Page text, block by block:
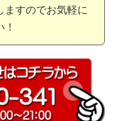
ますのでお気軽に